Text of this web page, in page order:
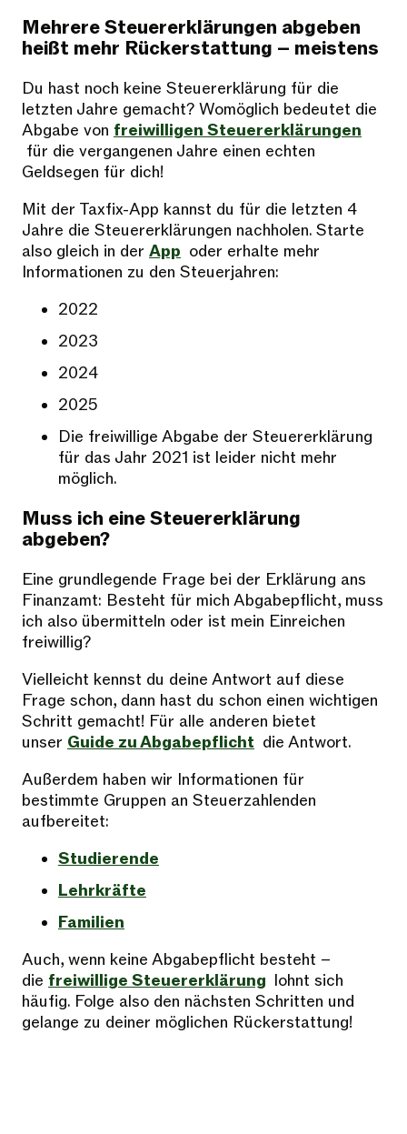
Mehrere Steuererklärungen abgeben
heißt mehr Rückerstattung – meistens
Du hast noch keine Steuererklärung für die
letzten Jahre gemacht? Womöglich bedeutet die
Abgabe von freiwilligen Steuererklärungen
für die vergangenen Jahre einen echten
Geldsegen für dich!
Mit der Taxfix-App kannst du für die letzten 4
Jahre die Steuererklärungen nachholen. Starte
also gleich in der App oder erhalte mehr
Informationen zu den Steuerjahren:
2022
2023
2024
2025
Die freiwillige Abgabe der Steuererklärung
für das Jahr 2021 ist leider nicht mehr
möglich.
Muss ich eine Steuererklärung
abgeben?
Eine grundlegende Frage bei der Erklärung ans
Finanzamt: Besteht für mich Abgabepflicht, muss
ich also übermitteln oder ist mein Einreichen
freiwillig?
Vielleicht kennst du deine Antwort auf diese
Frage schon, dann hast du schon einen wichtigen
Schritt gemacht! Für alle anderen bietet
unser Guide zu Abgabepflicht die Antwort.
Außerdem haben wir Informationen für
bestimmte Gruppen an Steuerzahlenden
aufbereitet:
Studierende
Lehrkräfte
Familien
Auch, wenn keine Abgabepflicht besteht –
die freiwillige Steuererklärung lohnt sich
häufig. Folge also den nächsten Schritten und
gelange zu deiner möglichen Rückerstattung!